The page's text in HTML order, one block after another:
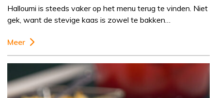
Halloumi is steeds vaker op het menu terug te vinden. Niet
gek, want de stevige kaas is zowel te bakken…
Meer